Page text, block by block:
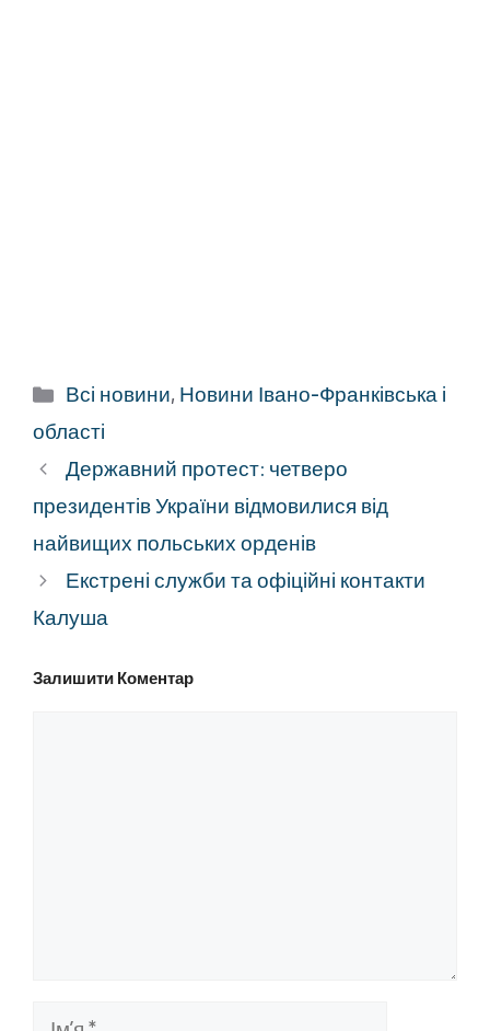
Категорії
Всі новини, Новини Івано-Франківська і
області
Державний протест: четверо
президентів України відмовилися від
найвищих польських орденів
Екстрені служби та офіційні контакти
Калуша
Залишити Коментар
Ім’я